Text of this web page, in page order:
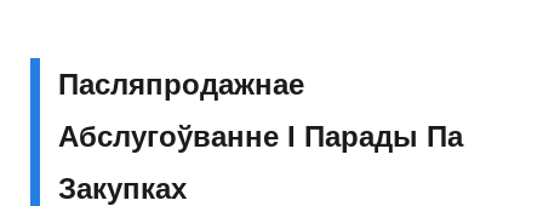
Пасляпродажнае
Абслугоўванне І Парады Па
Закупках